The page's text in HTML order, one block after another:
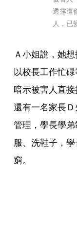
透露遭
人，已
Ａ小姐說，她
以校長工作忙
暗示被害人直
還有一名家長
管理，學長學
服、洗鞋子，
窮。